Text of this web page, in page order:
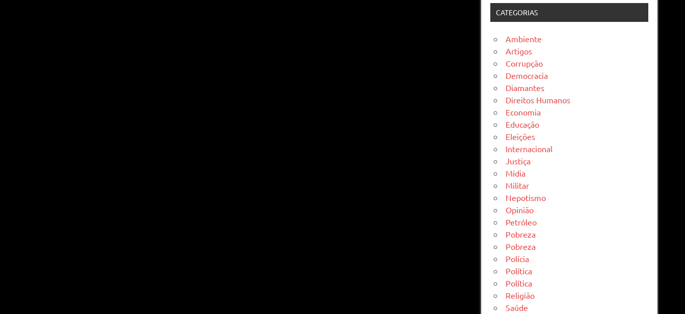
CATEGORIAS
Ambiente
Artigos
Corrupção
Democracia
Diamantes
Direitos Humanos
Economia
Educação
Eleições
Internacional
Justiça
Mídia
Militar
Nepotismo
Opinião
Petróleo
Pobreza
Pobreza
Polícia
Política
Política
Religião
Saúde